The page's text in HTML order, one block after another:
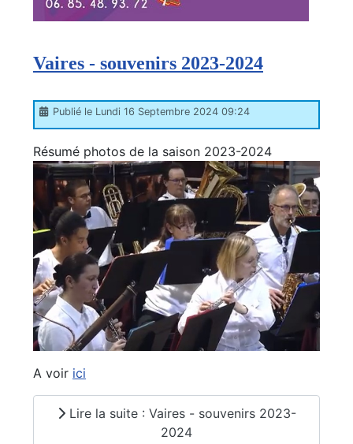
Vaires - souvenirs 2023-2024
Publié le Lundi 16 Septembre 2024 09:24
Résumé photos de la saison 2023-2024
A voir ici
Lire la suite : Vaires - souvenirs 2023-
2024